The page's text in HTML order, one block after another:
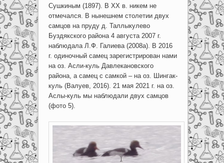
Сушкиным (1897). В XX в. никем не
отмечался. В нынешнем столетии двух
самцов на пруду д. Таллыкулево
Буздякского района 4 августа 2007 г.
наблюдала Л.Ф. Галиева (2008а). В 2016
г. одиночный самец зарегистрирован нами
на оз. Асли-куль Давлекановского
района, а самец с самкой – на оз. Шингак-
куль (Валуев, 2016). 21 мая 2021 г. на оз.
Аслы-куль мы наблюдали двух самцов
(фото 5).